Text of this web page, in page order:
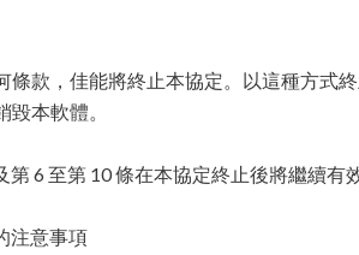
條款，佳能將終止本協定。以這種方式
本軟體。
6 至第 10 條在本協定終止後將繼續有效
注意事項